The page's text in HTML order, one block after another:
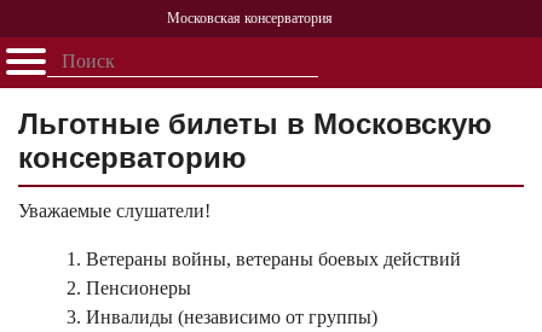
Московская консерватория
Открыть - закрыть
ГлавнаяСобытияАфишаУчебаНаукаСтруктураПерсоналии
История
Партнерство
Льготные билеты в Московскую
консерваторию
Уважаемые слушатели!
1. Ветераны войны, ветераны боевых действий
2. Пенсионеры
3. Инвалиды (независимо от группы)